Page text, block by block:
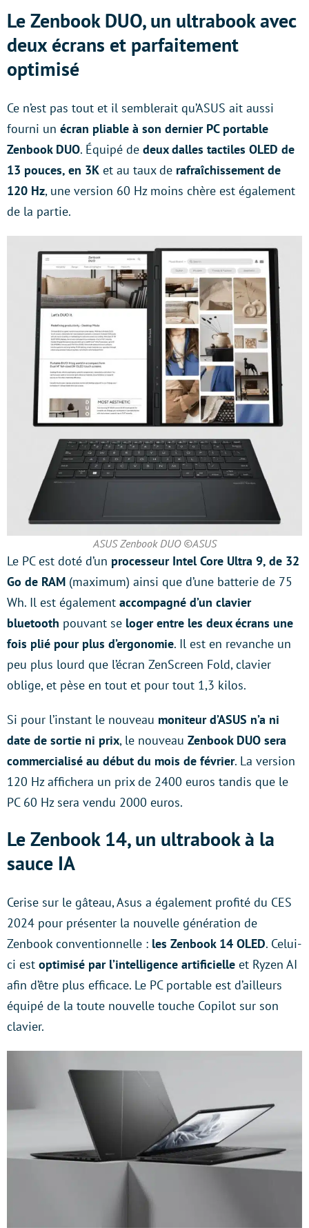
Le Zenbook DUO, un ultrabook avec
deux écrans et parfaitement
optimisé
Ce n’est pas tout et il semblerait qu’ASUS ait aussi
fourni un écran pliable à son dernier PC portable
Zenbook DUO. Équipé de deux dalles tactiles OLED de
13 pouces, en 3K et au taux de rafraîchissement de
120 Hz, une version 60 Hz moins chère est également
de la partie.
ASUS Zenbook DUO ©ASUS
Le PC est doté d’un processeur Intel Core Ultra 9, de 32
Go de RAM (maximum) ainsi que d’une batterie de 75
Wh. Il est également accompagné d’un clavier
bluetooth pouvant se loger entre les deux écrans une
fois plié pour plus d’ergonomie. Il est en revanche un
peu plus lourd que l’écran ZenScreen Fold, clavier
oblige, et pèse en tout et pour tout 1,3 kilos.
Si pour l’instant le nouveau moniteur d’ASUS n’a ni
date de sortie ni prix, le nouveau Zenbook DUO sera
commercialisé au début du mois de février. La version
120 Hz affichera un prix de 2400 euros tandis que le
PC 60 Hz sera vendu 2000 euros.
Le Zenbook 14, un ultrabook à la
sauce IA
Cerise sur le gâteau, Asus a également profité du CES
2024 pour présenter la nouvelle génération de
Zenbook conventionnelle : les Zenbook 14 OLED. Celui-
ci est optimisé par l’intelligence artificielle et Ryzen AI
afin d’être plus efficace. Le PC portable est d’ailleurs
équipé de la toute nouvelle touche Copilot sur son
clavier.